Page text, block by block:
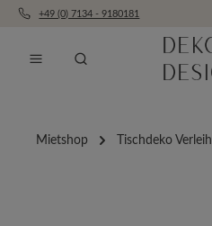
Zum Hauptinhalt springen
+49 (0) 7134 - 9180181
Mietshop Tischdeko Verleih